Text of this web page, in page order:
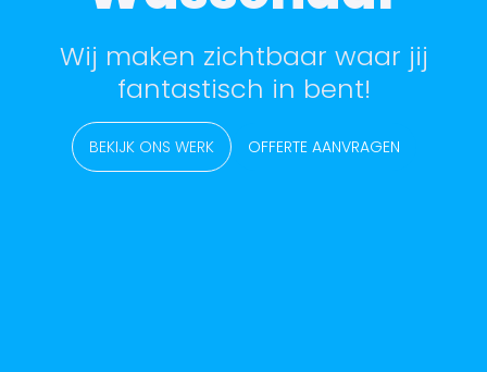
Wij maken zichtbaar waar jij
fantastisch in bent!
BEKIJK ONS WERK OFFERTE AANVRAGEN